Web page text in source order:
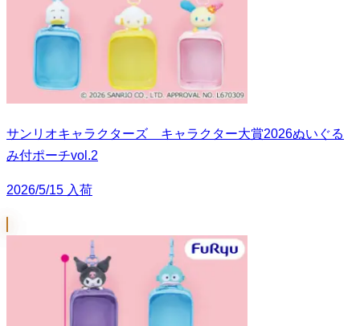
サンリオキャラクターズ キャラクター大賞2026ぬいぐる
み付ポーチvol.2
2026/5/15 入荷